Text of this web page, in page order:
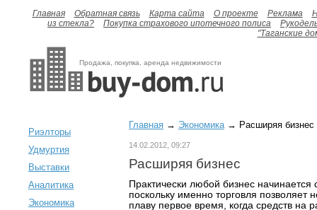
Главная Обратная связь Карта сайта О проекте Реклама
из стекла?
Покупка страхового ипотечного полиса
"Таганские
Продажа, покупка, аренда недвижимости
Риэлторы
Удмуртия
Выставки
Аналитика
Экономика
Главная → Экономика→ Расширяя бизнес
14.02.2012, 09:27
Расширяя бизнес
Практически любой бизнес
поскольку именно торговля позволяет
плаву первое время, когда средств на